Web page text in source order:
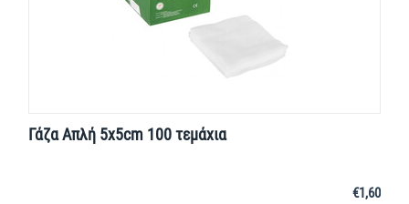
Γάζα Απλή 5x5cm 100 τεμάχια
€1,60